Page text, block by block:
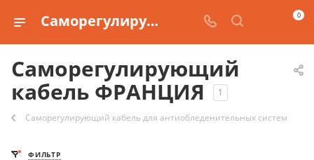
Саморегулирующий кабель производства ФРАНЦИЯ 0
Саморегулирующий
кабель ФРАНЦИЯ
1
Саморегулирующий кабель для антиобледенительных систем
ФИЛЬТР